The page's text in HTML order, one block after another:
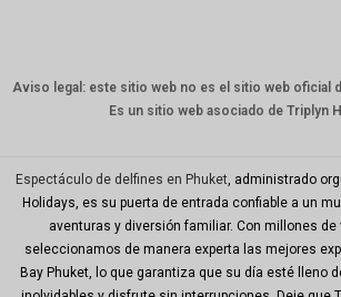
no
Won
Año
Nuevo
Día
Mundial
del Golfo
Aviso legal: este sitio web no es el sitio web oficial
Es un sitio web asociado de Triplyn
Espectáculo de delfines en Phuket , administrado
Holidays, es su puerta de entrada confiable a un
aventuras y diversión familiar. Con millones
seleccionamos de manera experta las mejores
Bay Phuket, lo que garantiza que su día esté lleno